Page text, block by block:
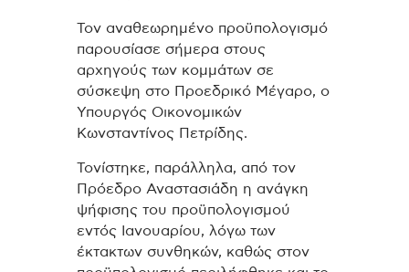
Τον αναθεωρημένο προϋπολογισμό
παρουσίασε σήμερα στους
αρχηγούς των κομμάτων σε
σύσκεψη στο Προεδρικό Μέγαρο, ο
Υπουργός Οικονομικών
Κωνσταντίνος Πετρίδης.
Τονίστηκε, παράλληλα, από τον
Πρόεδρο Αναστασιάδη η ανάγκη
ψήφισης του προϋπολογισμού
εντός Ιανουαρίου, λόγω των
έκτακτων συνθηκών, καθώς στον